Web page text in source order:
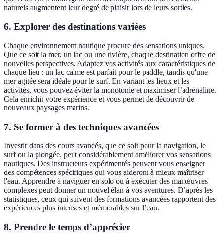
naturels augmentent leur degré de plaisir lors de leurs sorties.
6. Explorer des destinations variées
Chaque environnement nautique procure des sensations uniques.
Que ce soit la mer, un lac ou une rivière, chaque destination offre de
nouvelles perspectives. Adaptez vos activités aux caractéristiques de
chaque lieu : un lac calme est parfait pour le paddle, tandis qu'une
mer agitée sera idéale pour le surf. En variant les lieux et les
activités, vous pouvez éviter la monotonie et maximiser l’adrénaline.
Cela enrichit votre expérience et vous permet de découvrir de
nouveaux paysages marins.
7. Se former à des techniques avancées
Investir dans des cours avancés, que ce soit pour la navigation, le
surf ou la plongée, peut considérablement améliorer vos sensations
nautiques. Des instructeurs expérimentés peuvent vous enseigner
des compétences spécifiques qui vous aideront à mieux maîtriser
l'eau. Apprendre à naviguer en solo ou à exécuter des manœuvres
complexes peut donner un nouvel élan à vos aventures. D’après les
statistiques, ceux qui suivent des formations avancées rapportent des
expériences plus intenses et mémorables sur l’eau.
8. Prendre le temps d’apprécier